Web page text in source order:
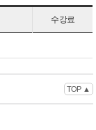
수강료
TOP ▲